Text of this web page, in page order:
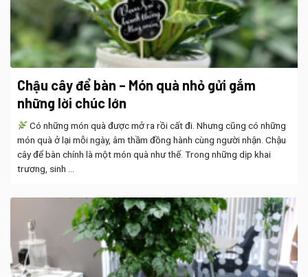
Chậu cây để bàn – Món quà nhỏ gửi gắm
những lời chúc lớn
Có những món quà được mở ra rồi cất đi. Nhưng cũng có những
món quà ở lại mỗi ngày, âm thầm đồng hành cùng người nhận. Chậu
cây để bàn chính là một món quà như thế. Trong những dịp khai
trương, sinh ...